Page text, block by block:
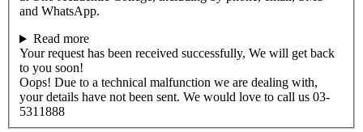
and WhatsApp.
Read more
Your request has been received successfully, We will get back
to you soon!
Oops! Due to a technical malfunction we are dealing with,
your details have not been sent. We would love to call us 03-
5311888